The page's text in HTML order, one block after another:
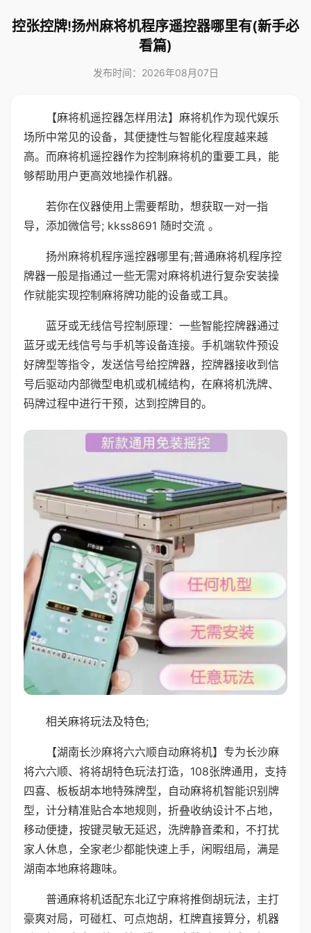
控张控牌!扬州麻将机程序遥控器哪里有(新手必
看篇)
发布时间：2026年08月07日
【麻将机遥控器怎样用法】麻将机作为现代娱乐
场所中常见的设备，其便捷性与智能化程度越来越
高。而麻将机遥控器作为控制麻将机的重要工具，能
够帮助用户更高效地操作机器。
若你在仪器使用上需要帮助，想获取一对一指
导，添加微信号; kkss8691 随时交流 。
扬州麻将机程序遥控器哪里有;普通麻将机程序控
牌器一般是指通过一些无需对麻将机进行复杂安装操
作就能实现控制麻将牌功能的设备或工具。
蓝牙或无线信号控制原理：一些智能控牌器通过
蓝牙或无线信号与手机等设备连接。手机端软件预设
好牌型等指令，发送信号给控牌器，控牌器接收到信
号后驱动内部微型电机或机械结构，在麻将机洗牌、
码牌过程中进行干预，达到控牌目的。
相关麻将玩法及特色;
【湖南长沙麻将六六顺自动麻将机】专为长沙麻
将六六顺、将将胡特色玩法打造，108张牌通用，支持
四喜、板板胡本地特殊牌型，自动麻将机智能识别牌
型，计分精准贴合本地规则，折叠收纳设计不占地，
移动便捷，按键灵敏无延迟，洗牌静音柔和，不打扰
家人休息，全家老少都能快速上手，闲暇组局，满是
湖南本地麻将趣味。
普通麻将机适配东北辽宁麻将推倒胡玩法，主打
豪爽对局，可碰杠、可点炮胡，杠牌直接算分，机器